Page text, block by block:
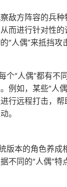
敌方阵容的兵
而进行针对性的
“人偶”来抵挡攻
个“人偶”都有不
例如，某些“人
行远程打击，帮
。
版本的角色养成
不同的“人偶”特